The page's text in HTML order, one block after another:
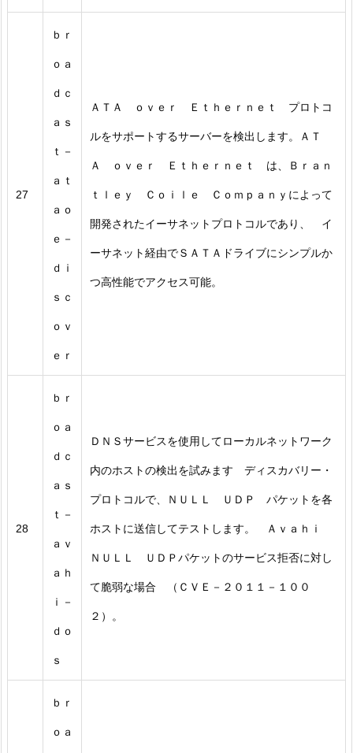
27
ｂｒ
ｏａ
ｄｃ
ａｓ
ｔ－
ａｔ
ａｏ
ｅ－
ｄｉ
ｓｃ
ｏｖ
ｅｒ
ＡＴＡ ｏｖｅｒ Ｅｔｈｅｒｎｅｔ プロトコ
ルをサポートするサーバーを検出します。ＡＴ
Ａ ｏｖｅｒ Ｅｔｈｅｒｎｅｔ は、Ｂｒａｎ
ｔｌｅｙ Ｃｏｉｌｅ Ｃｏｍｐａｎｙによって
開発されたイーサネットプロトコルであり、 イ
ーサネット経由でＳＡＴＡドライブにシンプルか
つ高性能でアクセス可能。
28
ｂｒ
ｏａ
ｄｃ
ａｓ
ｔ－
ａｖ
ａｈ
ｉ－
ｄｏ
ｓ
ＤＮＳサービスを使用してローカルネットワーク
内のホストの検出を試みます ディスカバリー・
プロトコルで、ＮＵＬＬ ＵＤＰ パケットを各
ホストに送信してテストします。 Ａｖａｈｉ
ＮＵＬＬ ＵＤＰパケットのサービス拒否に対し
て脆弱な場合 （ＣＶＥ－２０１１－１００
２）。
ｂｒ
ｏａ